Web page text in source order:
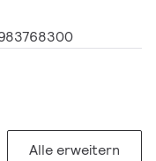
Alle erweitern